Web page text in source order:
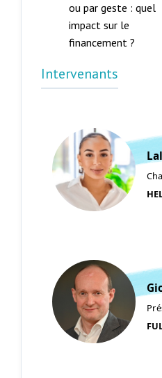
ou par geste : quel
impact sur le
financement ?
Intervenants